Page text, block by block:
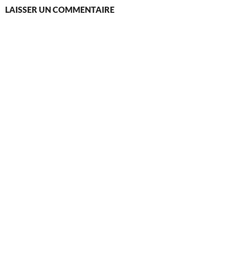
LAISSER UN COMMENTAIRE